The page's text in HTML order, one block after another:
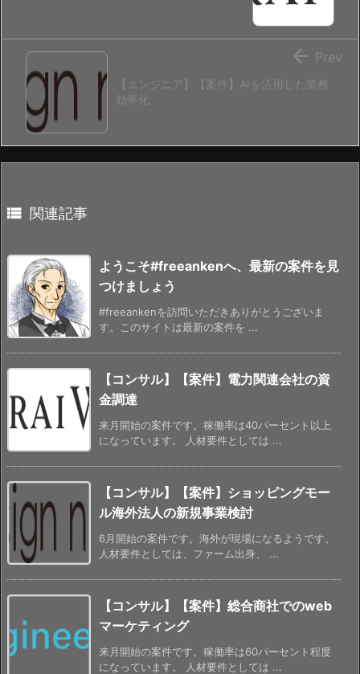
【エンジニア】【案件】AIを活用した業務
効率化
 Prev
 関連記事
ようこそ#freeankenへ、最新の案件を見
つけましょう
#freeankenを訪問いただきありがとうございま
す。このサイトは最新の案件を ...
【コンサル】【案件】電力関連会社の資
金調達
来月開始の案件です。稼働率は40パーセント以上
になっています。 人材要件としては ...
【コンサル】【案件】ショッピングモー
ル海外法人の新規事業検討
6月開始の案件です。海外が現場になるようです。
人材要件としては、ファーム出身、 ...
【コンサル】【案件】総合商社でのweb
マーケティング
来月開始の案件です。稼働率は60パーセント程度
になっています。 人材要件としては ...